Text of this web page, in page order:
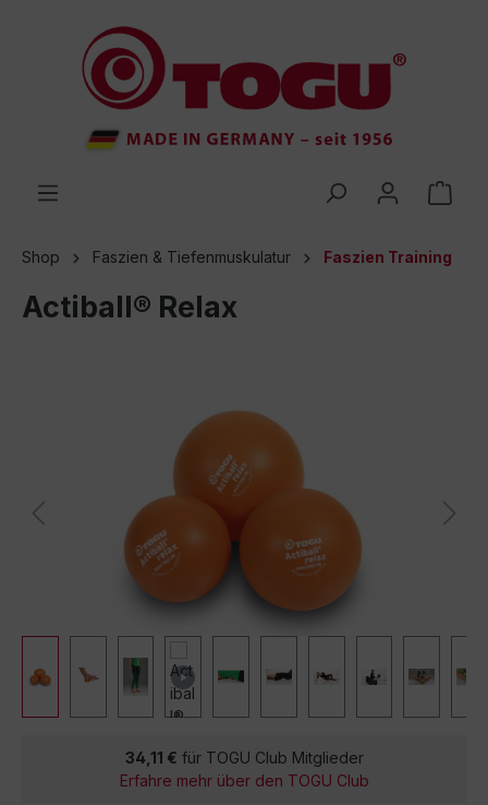
springen
Shop Faszien & Tiefenmuskulatur Faszien Training
Actiball® Relax
34,11 € für TOGU Club Mitglieder
Erfahre mehr über den TOGU Club